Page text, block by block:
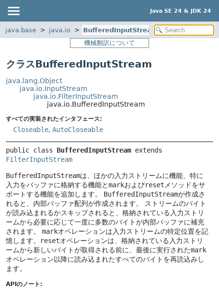
Java SE 24 & JDK 24
java.base java.io
BufferedInputStream
機械翻訳について
クラスBufferedInputStream
java.lang.Object
java.io.InputStream
java.io.FilterInputStream
java.io.BufferedInputStream
すべての実装されたインタフェース:
Closeable, AutoCloseable
public class BufferedInputStream
FilterInputStream
BufferedInputStreamは、ほかの入力ストリームに機能、特に
入力をバッファに格納する機能とmarkおよびreset メソッドをサ
ポートする機能を追加します。
BufferedInputStreamが作成さ
れると、内部バッファ配列が作成されます。
ストリームのバイト
が読み込まれるかスキップされると、格納されている入力ストリ
ームから必要に応じて一度に多数のバイトが内部バッファに補充
されます。
markオペレーションは入力ストリームの特定位置を記
憶します。
resetオペレーションは、格納されている入力ストリ
ームから新しいバイトが取得される前に、最後に実行されたmark
オペレーション以降に読み込まれたすべてのバイトを再読込みし
ます。
APIのノート: